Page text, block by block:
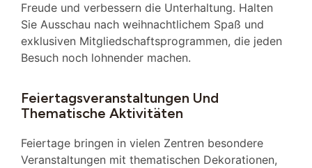
Freude und verbessern die Unterhaltung. Halten
Sie Ausschau nach weihnachtlichem Spaß und
exklusiven Mitgliedschaftsprogrammen, die jeden
Besuch noch lohnender machen.
Feiertagsveranstaltungen Und
Thematische Aktivitäten
Feiertage bringen in vielen Zentren besondere
Veranstaltungen mit thematischen Dekorationen,